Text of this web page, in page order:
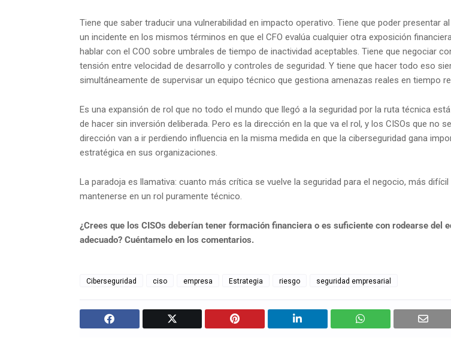
Tiene que saber traducir una vulnerabilidad en impacto operativo. Tiene que poder presentar
un incidente en los mismos términos en que el CFO evalúa cualquier otra exposición
hablar con el COO sobre umbrales de tiempo de inactividad aceptables. Tiene que negociar
tensión entre velocidad de desarrollo y controles de seguridad. Y tiene que hacer todo eso
simultáneamente de supervisar un equipo técnico que gestiona amenazas reales en tiempo
Es una expansión de rol que no todo el mundo que llegó a la seguridad por la ruta técnica
de hacer sin inversión deliberada. Pero es la dirección en la que va el rol, y los CISOs que no
dirección van a ir perdiendo influencia en la misma medida en que la ciberseguridad gana
estratégica en sus organizaciones.
La paradoja es llamativa: cuanto más crítica se vuelve la seguridad para el negocio, más
mantenerse en un rol puramente técnico.
¿Crees que los CISOs deberían tener formación financiera o es suficiente con rodearse del
adecuado? Cuéntamelo en los comentarios.
Ciberseguridad ciso empresa Estrategia riesgo seguridad empresarial